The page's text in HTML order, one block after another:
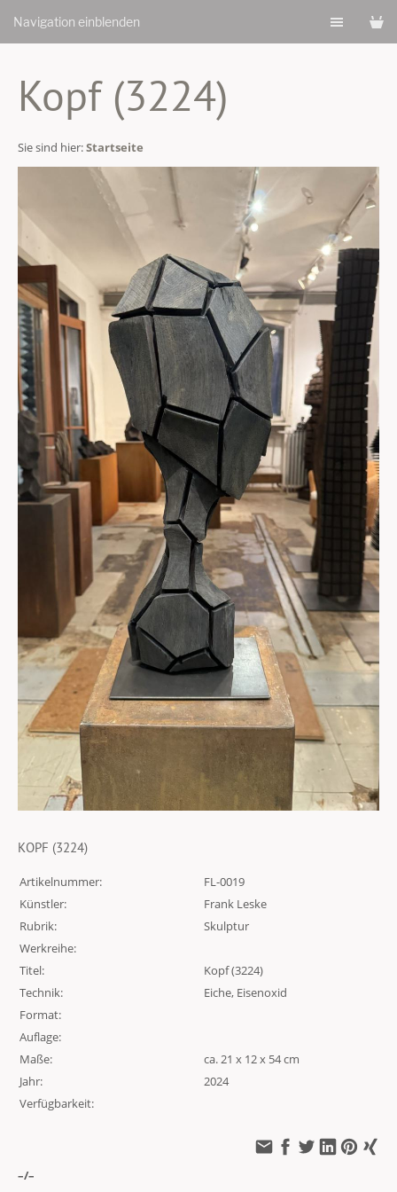
Navigation einblenden
Kopf (3224)
Sie sind hier:Startseite
KOPF (3224)
Artikelnummer:
FL-0019
Künstler:
Frank Leske
Rubrik:
Skulptur
Werkreihe:
Titel:
Kopf (3224)
Technik:
Eiche, Eisenoxid
Format:
Auflage:
Maße:
ca. 21 x 12 x 54 cm
Jahr:
2024
Verfügbarkeit:
–/–